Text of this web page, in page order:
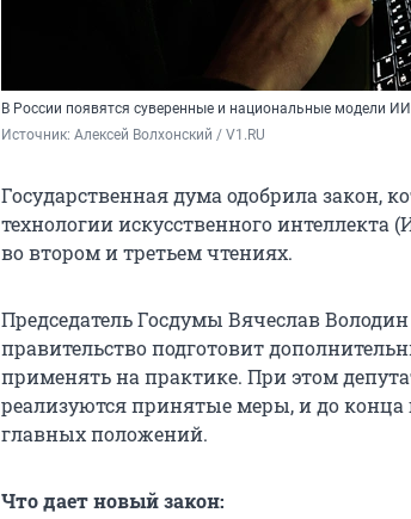
В России появятся суверенные и национальные модели ИИ
Источник: Алексей Волхонский / V1.RU
Государственная дума одобрила закон,
технологии искусственного интеллекта
во втором и третьем чтениях.
Председатель Госдумы Вячеслав
правительство подготовит
применять на практике. При этом
реализуются принятые меры, и до конца
главных положений.
Что дает новый закон: